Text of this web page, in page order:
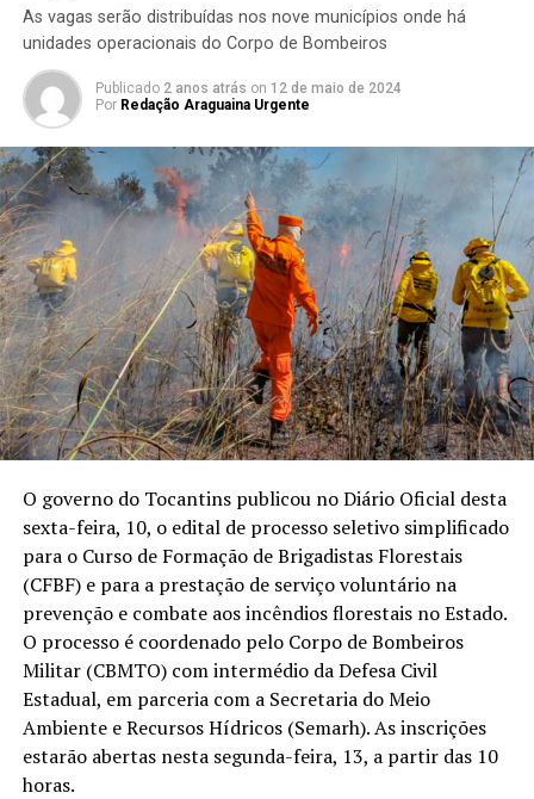
As vagas serão distribuídas nos nove municípios onde há
unidades operacionais do Corpo de Bombeiros
Publicado 2 anos atrás on 12 de maio de 2024
Por Redação Araguaina Urgente
O governo do Tocantins publicou no Diário Oficial desta
sexta-feira, 10, o edital de processo seletivo simplificado
para o Curso de Formação de Brigadistas Florestais
(CFBF) e para a prestação de serviço voluntário na
prevenção e combate aos incêndios florestais no Estado.
O processo é coordenado pelo Corpo de Bombeiros
Militar (CBMTO) com intermédio da Defesa Civil
Estadual, em parceria com a Secretaria do Meio
Ambiente e Recursos Hídricos (Semarh). As inscrições
estarão abertas nesta segunda-feira, 13, a partir das 10
horas.